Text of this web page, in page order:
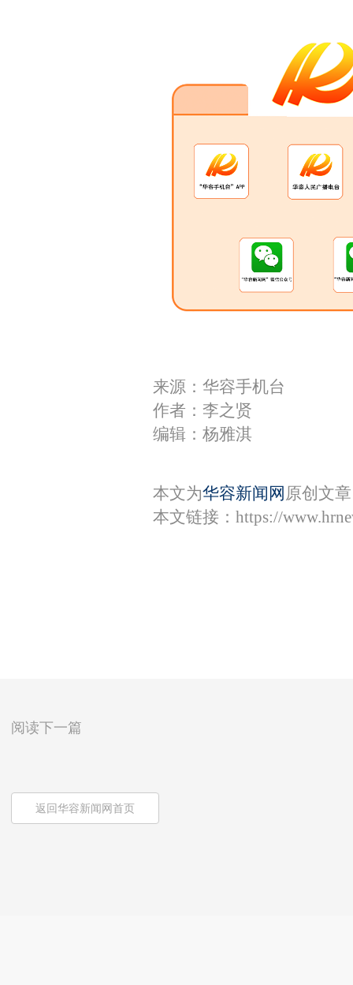
来源：华容手机台
作者：李之贤
编辑：杨雅淇
本文为华容新闻网 原创文
本文链接： https://
阅读下一篇
返回华容新闻网首页